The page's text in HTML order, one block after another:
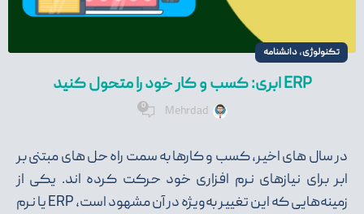
تکنولوژی,دانشنامه
ERP ابری: کسب و کار خود را متحول کنید
Mehrdad
0
در سال های اخیر، کسب و کارها به سمت راه حل های مبتنی بر
ابر برای نیازهای نرم افزاری خود حرکت کرده اند. یکی از
زمینه‌هایی که این تغییر به‌ویژه در آن مشهود است، ERP یا نرم